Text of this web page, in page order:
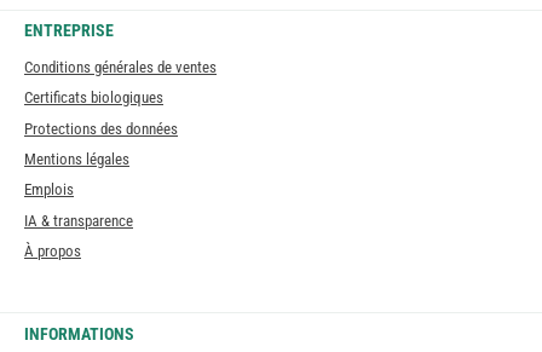
ENTREPRISE
Conditions générales de ventes
Certificats biologiques
Protections des données
Mentions légales
Emplois
IA & transparence
À propos
INFORMATIONS